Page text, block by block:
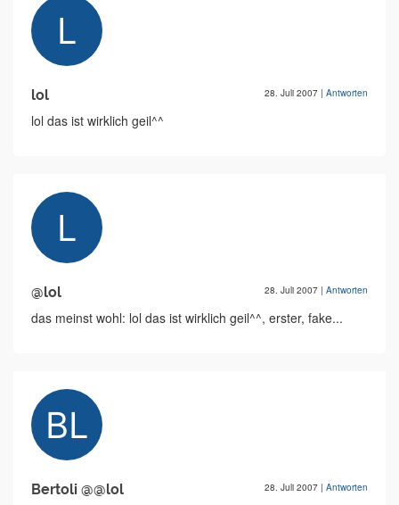
lol 28. Juli 2007 | Antworten
lol das ist wirklich geil^^
@lol 28. Juli 2007 | Antworten
das meinst wohl: lol das ist wirklich geil^^, erster, fake...
Bertoli @@lol 28. Juli 2007 | Antworten